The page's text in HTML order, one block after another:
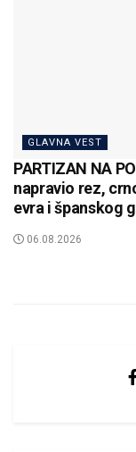
GLAVNA VEST
PARTIZAN NA
napravio rez,
evra i španskog
06.08.2026